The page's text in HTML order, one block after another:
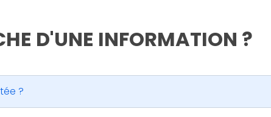
D'UNE INFORMATION ?
?